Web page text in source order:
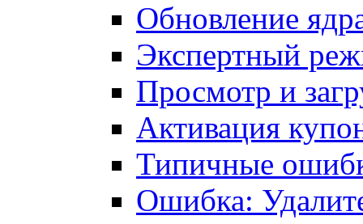
Обновление
Экспертный
Просмотр и
Активация
Типичные
Ошибка: